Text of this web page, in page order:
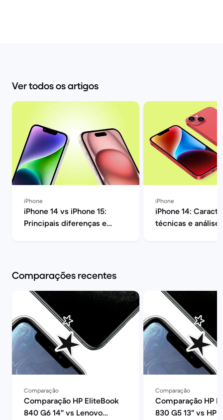
Ver todos os artigos
iPhone
iPhone 14 vs iPhone 15:
Principais diferenças e
iPhone
iPhone 14:
técnicas e
Comparações recentes
Comparação
Comparação HP EliteBook
840 G6 14" vs Lenovo
Comparação
Comparação HP
830 G5 13" vs HP